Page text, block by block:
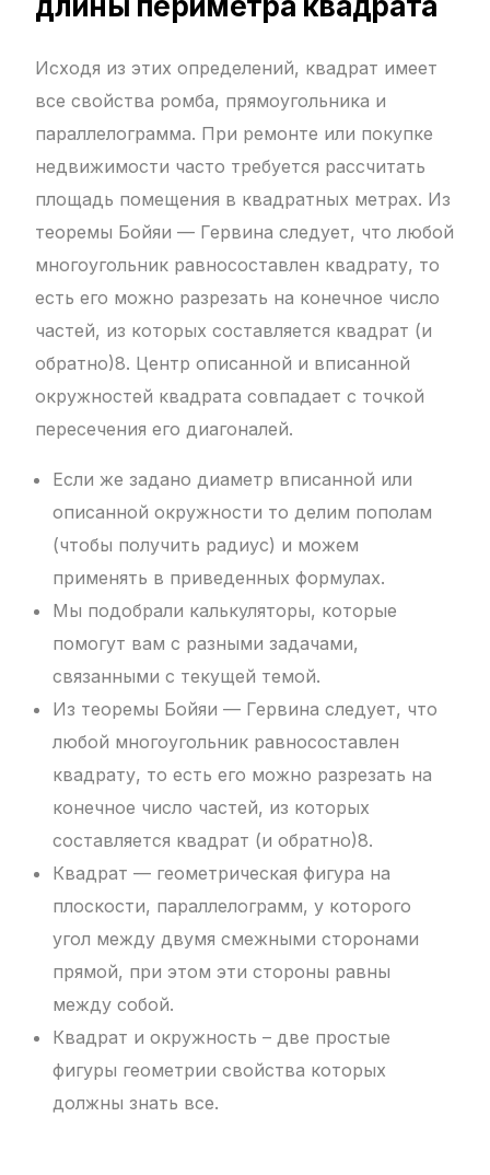
Исходя из этих определений, квадрат имеет
все свойства ромба, прямоугольника и
параллелограмма. При ремонте или покупке
недвижимости часто требуется рассчитать
площадь помещения в квадратных метрах. Из
теоремы Бойяи — Гервина следует, что любой
многоугольник равносоставлен квадрату, то
есть его можно разрезать на конечное число
частей, из которых составляется квадрат (и
обратно)8. Центр описанной и вписанной
окружностей квадрата совпадает с точкой
пересечения его диагоналей.
Если же задано диаметр вписанной или
описанной окружности то делим пополам
(чтобы получить радиус) и можем
применять в приведенных формулах.
Мы подобрали калькуляторы, которые
помогут вам с разными задачами,
связанными с текущей темой.
Из теоремы Бойяи — Гервина следует, что
любой многоугольник равносоставлен
квадрату, то есть его можно разрезать на
конечное число частей, из которых
составляется квадрат (и обратно)8.
Квадрат — геометрическая фигура на
плоскости, параллелограмм, у которого
угол между двумя смежными сторонами
прямой, при этом эти стороны равны
между собой.
Квадрат и окружность – две простые
фигуры геометрии свойства которых
должны знать все.